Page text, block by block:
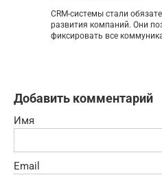
CRM-системы стали
развития компаний. Они
фиксировать все
Добавить комментарий
Имя
Email